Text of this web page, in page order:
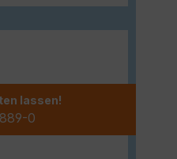
lassen!
0